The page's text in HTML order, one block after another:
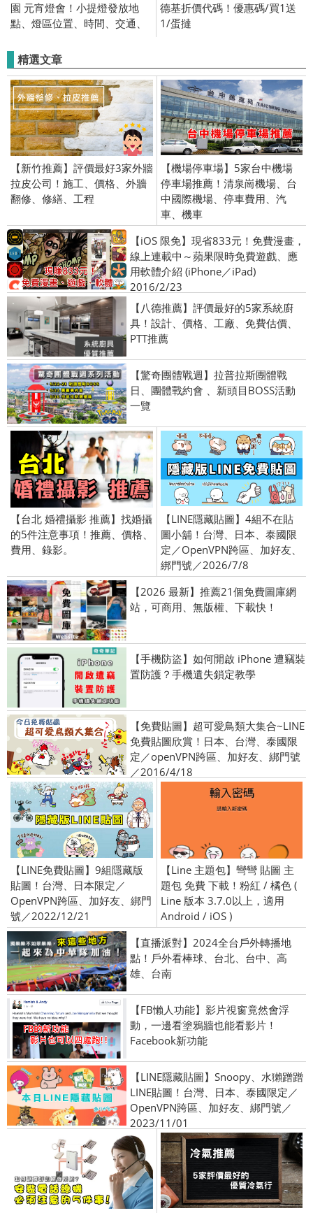
園 元宵燈會！小提燈發放地
點、燈區位置、時間、交通、
德基折價代碼！優惠碼/買1送
1/蛋撻
精選文章
【新竹推薦】評價最好3家外牆
拉皮公司！施工、價格、外牆
翻修、修繕、工程
【機場停車場】5家台中機場
停車場推薦！清泉崗機場、台
中國際機場、停車費用、汽
車、機車
【iOS 限免】現省833元！免費漫畫，
線上連載中～蘋果限時免費遊戲、應
用軟體介紹 (iPhone／iPad)
2016/2/23
【八德推薦】評價最好的5家系統廚
具！設計、價格、工廠、免費估價、
PTT推薦
【驚奇團體戰週】拉普拉斯團體戰
日、團體戰約會 、新頭目BOSS活動
一覽
【台北 婚禮攝影 推薦】找婚攝
的5件注意事項！推薦、價格、
費用、錄影。
【LINE隱藏貼圖】4組不在貼
圖小舖！台灣、日本、泰國限
定／OpenVPN跨區、加好友、
綁門號／2026/7/8
【2026 最新】推薦21個免費圖庫網
站，可商用、無版權、下載快！
【手機防盜】如何開啟 iPhone 遭竊裝
置防護？手機遺失鎖定教學
【免費貼圖】超可愛鳥類大集合~LINE
免費貼圖欣賞！日本、台灣、泰國限
定／openVPN跨區、加好友、綁門號
／2016/4/18
【LINE免費貼圖】9組隱藏版
貼圖！台灣、日本限定／
OpenVPN跨區、加好友、綁門
號／2022/12/21
【Line 主題包】彎彎 貼圖 主
題包 免費 下載！粉紅 / 橘色 (
Line 版本 3.7.0以上，適用
Android / iOS )
【直播派對】2024全台戶外轉播地
點！戶外看棒球、台北、台中、高
雄、台南
【FB懶人功能】影片視窗竟然會浮
動，一邊看塗鴉牆也能看影片！
Facebook新功能
【LINE隱藏貼圖】Snoopy、水獺蹭蹭
LINE貼圖！台灣、日本、泰國限定／
OpenVPN跨區、加好友、綁門號／
2023/11/01